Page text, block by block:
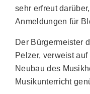
sehr erfreut
Anmeldungen für
Der Bürgermeister
Pelzer, verweist
Neubau des
Musikunterricht